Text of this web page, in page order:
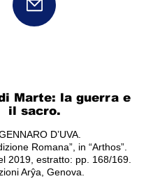
Marte: la guerra e
il sacro.
D’UVA.
Romana”, in “Arthos”.
2019, estratto: pp. 168/169.
Arŷa, Genova.